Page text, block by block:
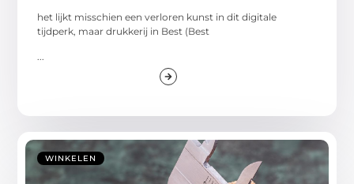
het lijkt misschien een verloren kunst in dit digitale
tijdperk, maar drukkerij in Best (Best
...
WINKELEN